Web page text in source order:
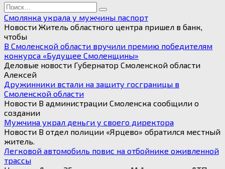
Search
for:
Смолянка украла у мужчины паспорт
Новости Житель областного центра пришел в банк,
чтобы
В Смоленской области вручили премию победителям
конкурса «Будущее Смоленщины»
Деловые новости Губернатор Смоленской области
Алексей
Дружинники встали на защиту госграницы в
Смоленской области
Новости В администрации Смоленска сообщили о
создании
Мужчина украл деньги у своего директора
Новости В отдел полиции «Ярцево» обратился местный
житель.
Легковой автомобиль повис на отбойнике оживленной
трассы